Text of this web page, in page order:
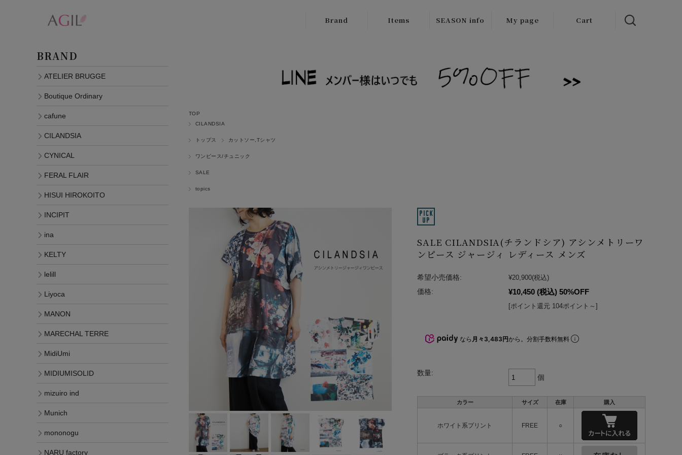
Brand
Boutique
ina
Liyoca
MANON
MARECHAL
TERRE
MIDIUMISOL
ID
Items SEASON info
SALE/Outlet
My page Cart
TOP
CILANDSIA
トップス カットソー,Tシャツ
ワンピース/チュニック
SALE
topics
SALE CILANDSIA(チランドシア) アシンメトリーワ
ンピース ジャージィ レディース メンズ
希望小売価格: ¥20,900(税込)
価格:
¥10,450 (税込) 50%OFF
[ポイント還元 104ポイント～]
なら 月々3,483円から。分割手数料無料
数量:
個
カラー サイズ 在庫 購入
ホワイト系プリント FREE ○
BRAND
ATELIER BRUGGE
Boutique Ordinary
cafune
CILANDSIA
CYNICAL
FERAL FLAIR
HISUI HIROKOITO
INCIPIT
ina
KELTY
lelill
Liyoca
MANON
MARECHAL TERRE
MidiUmi
MIDIUMISOLID
mizuiro ind
Munich
mononogu
NARU factory